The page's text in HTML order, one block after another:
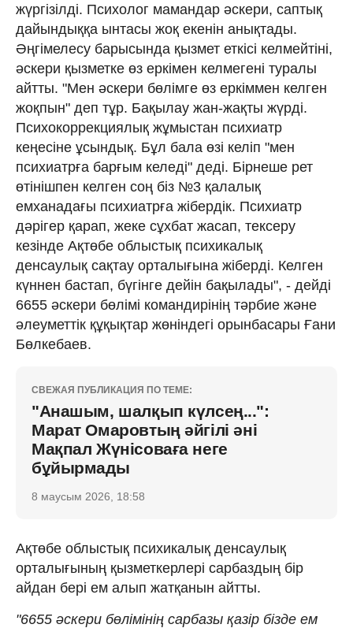
жүргізілді. Психолог мамандар әскери, саптық
дайындыққа ынтасы жоқ екенін анықтады.
Әңгімелесу барысында қызмет еткісі келмейтіні,
әскери қызметке өз еркімен келмегені туралы
айтты. "Мен әскери бөлімге өз еркіммен келген
жоқпын" деп тұр. Бақылау жан-жақты жүрді.
Психокоррекциялық жұмыстан психиатр
кеңесіне ұсындық. Бұл бала өзі келіп "мен
психиатрға барғым келеді" деді. Бірнеше рет
өтінішпен келген соң біз №3 қалалық
емханадағы психиатрға жібердік. Психиатр
дәрігер қарап, жеке сұхбат жасап, тексеру
кезінде Ақтөбе облыстық психикалық
денсаулық сақтау орталығына жіберді. Келген
күннен бастап, бүгінге дейін бақылады", - дейді
6655 әскери бөлімі командирінің тәрбие және
әлеуметтік құқықтар жөніндегі орынбасары Ғани
Бөлкебаев.
СВЕЖАЯ ПУБЛИКАЦИЯ ПО ТЕМЕ:
"Анашым, шалқып күлсең...":
Марат Омаровтың әйгілі әні
Мақпал Жүнісоваға неге
бұйырмады
8 маусым 2026, 18:58
Ақтөбе облыстық психикалық денсаулық
орталығының қызметкерлері сарбаздың бір
айдан бері ем алып жатқанын айтты.
"6655 әскери бөлімінің сарбазы қазір бізде ем